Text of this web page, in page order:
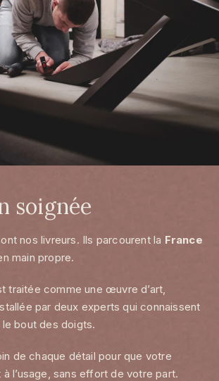
soignée
nos livreurs. Ils parcourent la France
main propre.
traitée comme une œuvre d’art,
par deux experts qui connaissent
bout des doigts.
de chaque détail pour que votre
l’usage, sans effort de votre part.